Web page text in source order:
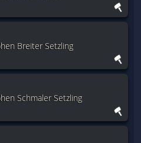
Breiter Setzling
Schmaler Setzling